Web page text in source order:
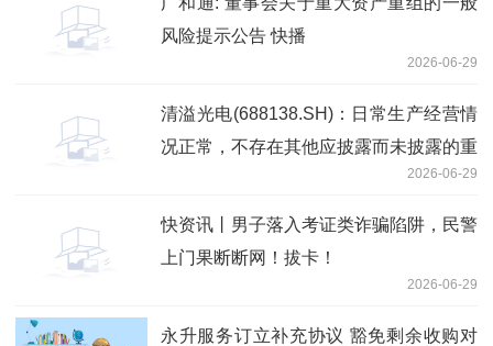
风险提示公告 快播
2026-06-29
清溢光电(688138.SH)：日常生产经营情
况正常，不存在其他应披露而未披露的重
2026-06-29
快资讯丨男子落入考证类诈骗陷阱，民警
上门果断断网！拔卡！
2026-06-29
永升服务订立补充协议 豁免剩余收购对